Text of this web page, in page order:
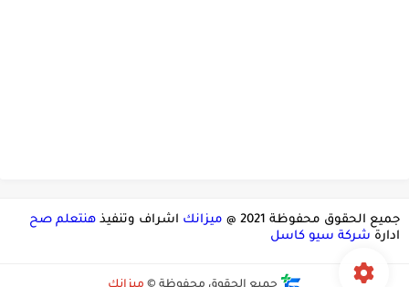
جميع الحقوق محفوظة 2021 @ ميزانك اشراف وتنفيذ هنتعلم صح
ادارة شركة سيو كاسل